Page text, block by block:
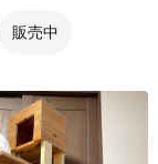
販売中